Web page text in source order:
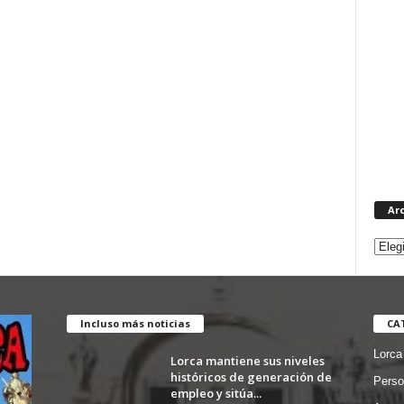
Incluso más noticias
Lorca mantiene sus niveles
históricos de generación de
empleo y sitúa...
Lorca